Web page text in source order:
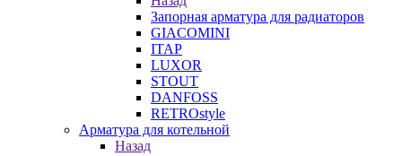
Запорная арматура для радиаторов
GIACOMINI
ITAP
LUXOR
STOUT
DANFOSS
RETROstyle
Арматура для котельной
Назад